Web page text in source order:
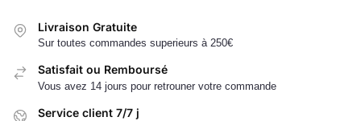
Livraison Gratuite
Sur toutes commandes superieurs à 250€
Satisfait ou Remboursé
Vous avez 14 jours pour retrouner votre commande
Service client 7/7 j